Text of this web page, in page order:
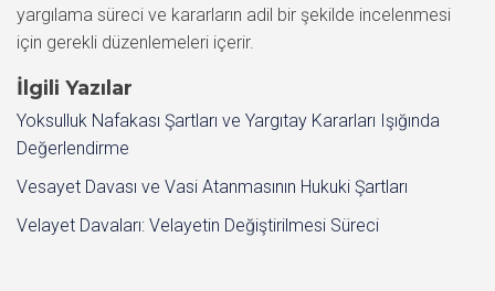
yargılama süreci ve kararların adil bir şekilde incelenmesi
için gerekli düzenlemeleri içerir.
İlgili Yazılar
Yoksulluk Nafakası Şartları ve Yargıtay Kararları Işığında
Değerlendirme
Vesayet Davası ve Vasi Atanmasının Hukuki Şartları
Velayet Davaları: Velayetin Değiştirilmesi Süreci